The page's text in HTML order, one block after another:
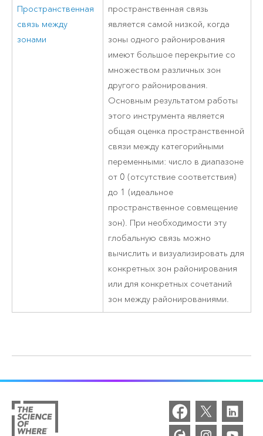
Пространственная
связь между
зонами
пространственная связь
является самой низкой, когда
зоны одного районирования
имеют большое перекрытие со
множеством различных зон
другого районирования.
Основным результатом работы
этого инструмента является
общая оценка пространственной
связи между категорийными
переменными: число в диапазоне
от 0 (отсутствие соответствия)
до 1 (идеальное
пространственное совмещение
зон). При необходимости эту
глобальную связь можно
вычислить и визуализировать для
конкретных зон районирования
или для конкретных сочетаний
зон между районированиями.